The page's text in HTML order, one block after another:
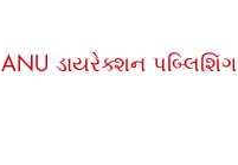
ANU ડાયરેક્શન પબ્લિશિંગ